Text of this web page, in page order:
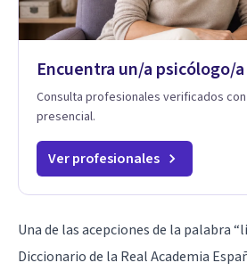
Encuentra un/a psicólogo/a
Consulta profesionales verificados
presencial.
Ver profesionales
Una de las acepciones de la palabra
Diccionario de la Real Academia